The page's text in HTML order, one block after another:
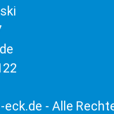
- Alle